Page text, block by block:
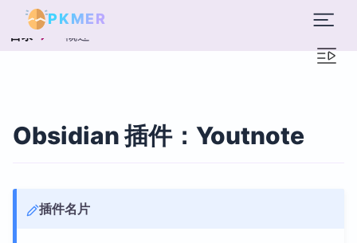
PKMER
目录 概述
Obsidian 插件：Youtnote
插件名片